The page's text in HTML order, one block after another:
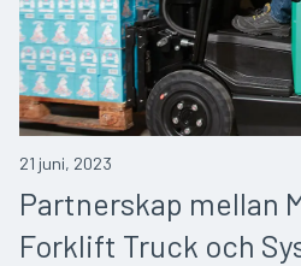
21 juni, 2023
Partnerskap mellan
Forklift Truck och